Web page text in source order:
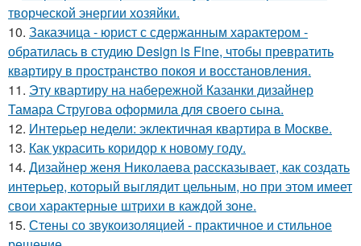
творческой энергии хозяйки.
10. Заказчица - юрист с сдержанным характером -
обратилась в студию Design is Fine, чтобы превратить
квартиру в пространство покоя и восстановления.
11. Эту квартиру на набережной Казанки дизайнер
Тамара Стругова оформила для своего сына.
12. Интерьер недели: эклектичная квартира в Москве.
13. Как украсить коридор к новому году.
14. Дизайнер женя Николаева рассказывает, как создать
интерьер, который выглядит цельным, но при этом имеет
свои характерные штрихи в каждой зоне.
15. Стены со звукоизоляцией - практичное и стильное